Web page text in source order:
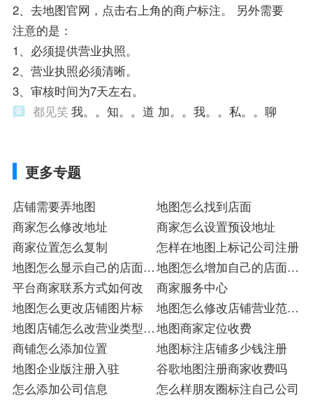
2、去地图官网，点击右上角的商户标注。 另外需要
注意的是：
1、必须提供营业执照。
2、营业执照必须清晰。
3、审核时间为7天左右。
都见笑 我。。知。。道 加。。我。。私。。聊
更多专题
店铺需要弄地图
地图怎么找到店面
商家怎么修改地址
商家怎么设置预设地址
商家位置怎么复制
怎样在地图上标记公司注册
地图怎么显示自己的店面注
册
地图怎么增加自己的店面入
驻
平台商家联系方式如何改
商家服务中心
地图怎么更改店铺图片标
地图怎么修改店铺营业范围
标
地图店铺怎么改营业类型店
标
地图商家定位收费
商铺怎么添加位置
地图标注店铺多少钱注册
地图企业版注册入驻
谷歌地图注册商家收费吗
怎么添加公司信息
怎么样朋友圈标注自己公司